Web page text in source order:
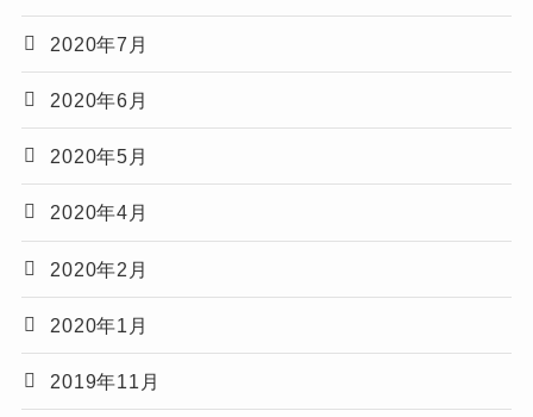
2020年7月
2020年6月
2020年5月
2020年4月
2020年2月
2020年1月
2019年11月